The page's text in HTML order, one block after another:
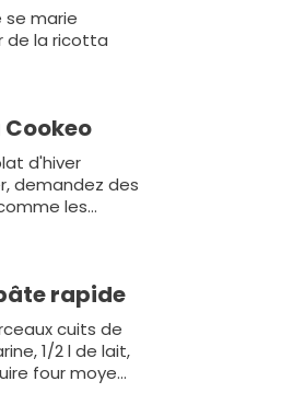
se marie
de la ricotta
d'hiver
demandez des
les
rapide
cuits de
1/2 l de lait,
four moye…